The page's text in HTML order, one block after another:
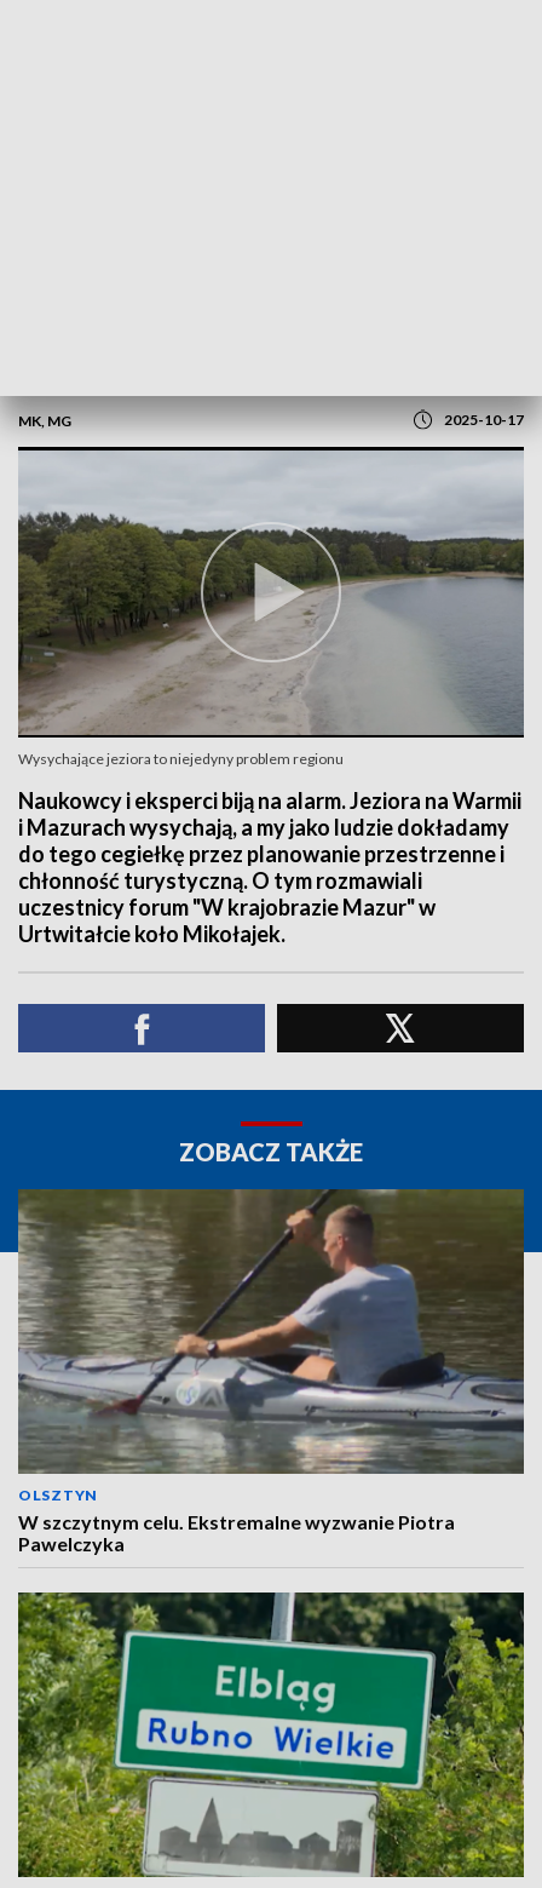
MK, MG 2025-10-17
Wysychające jeziora to niejedyny problem regionu
Naukowcy i eksperci biją na alarm. Jeziora na Warmii
i Mazurach wysychają, a my jako ludzie dokładamy
do tego cegiełkę przez planowanie przestrzenne i
chłonność turystyczną. O tym rozmawiali
uczestnicy forum "W krajobrazie Mazur" w
Urtwitałcie koło Mikołajek.
ZOBACZ TAKŻE
OLSZTYN
W szczytnym celu. Ekstremalne wyzwanie Piotra
Pawelczyka